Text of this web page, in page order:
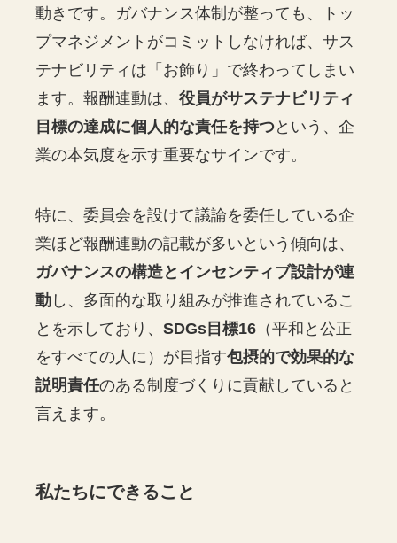
動きです。ガバナンス体制が整っても、トッ
プマネジメントがコミットしなければ、サス
テナビリティは「お飾り」で終わってしまい
ます。報酬連動は、役員がサステナビリティ
目標の達成に個人的な責任を持つという、企
業の本気度を示す重要なサインです。
特に、委員会を設けて議論を委任している企
業ほど報酬連動の記載が多いという傾向は、
ガバナンスの構造とインセンティブ設計が連
動 し、多面的な取り組みが推進されているこ
とを示しており、SDGs目標16 （平和と公正
をすべての人に）が目指す包摂的で効果的な
説明責任のある制度づくりに貢献していると
言えます。
私たちにできること